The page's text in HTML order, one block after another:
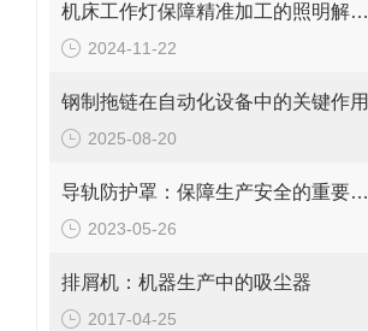
机床工作灯保障精准加工的照明解决方案
2024-11-22
钢制拖链在自动化设备中的关键作用
2025-08-20
导轨防护罩：保障生产安全的重要工具
2023-05-26
排屑机：机器生产中的吸尘器
2017-04-25